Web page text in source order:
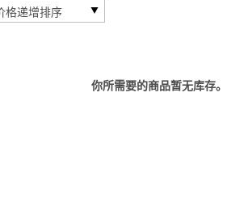
你所需要的商品暂无库存。